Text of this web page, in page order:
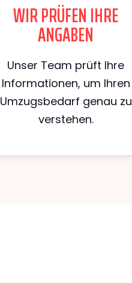
WIR PRÜFEN IHRE
ANGABEN
Unser Team prüft Ihre
Informationen, um Ihren
Umzugsbedarf genau zu
verstehen.